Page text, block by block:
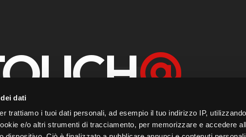
dati
trattiamo i tuoi dati personali, ad esempio il tuo indirizzo IP, utilizzando
e/o altri strumenti di tracciamento, per memorizzare e accedere
02 365 80 242